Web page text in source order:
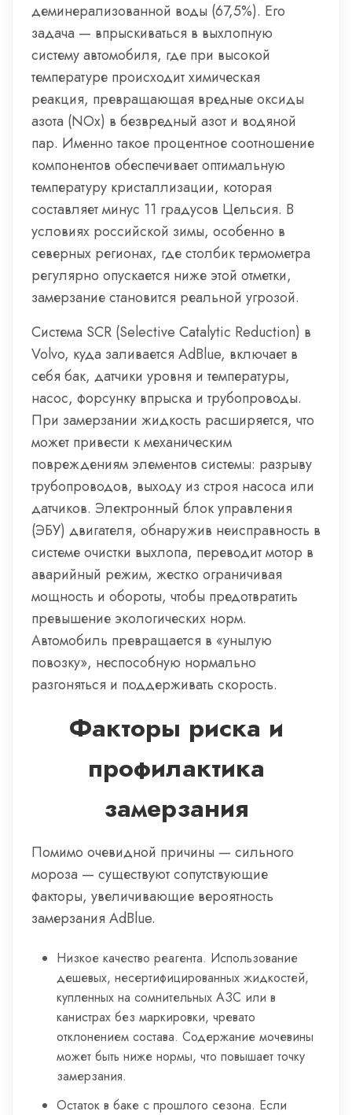
деминерализованной воды (67,5%). Его
задача — впрыскиваться в выхлопную
систему автомобиля, где при высокой
температуре происходит химическая
реакция, превращающая вредные оксиды
азота (NOx) в безвредный азот и водяной
пар. Именно такое процентное соотношение
компонентов обеспечивает оптимальную
температуру кристаллизации, которая
составляет минус 11 градусов Цельсия. В
условиях российской зимы, особенно в
северных регионах, где столбик термометра
регулярно опускается ниже этой отметки,
замерзание становится реальной угрозой.
Система SCR (Selective Catalytic Reduction) в
Volvo, куда заливается AdBlue, включает в
себя бак, датчики уровня и температуры,
насос, форсунку впрыска и трубопроводы.
При замерзании жидкость расширяется, что
может привести к механическим
повреждениям элементов системы: разрыву
трубопроводов, выходу из строя насоса или
датчиков. Электронный блок управления
(ЭБУ) двигателя, обнаружив неисправность в
системе очистки выхлопа, переводит мотор в
аварийный режим, жестко ограничивая
мощность и обороты, чтобы предотвратить
превышение экологических норм.
Автомобиль превращается в «унылую
повозку», неспособную нормально
разгоняться и поддерживать скорость.
Факторы риска и
профилактика
замерзания
Помимо очевидной причины — сильного
мороза — существуют сопутствующие
факторы, увеличивающие вероятность
замерзания AdBlue.
Низкое качество реагента. Использование
дешевых, несертифицированных жидкостей,
купленных на сомнительных АЗС или в
канистрах без маркировки, чревато
отклонением состава. Содержание мочевины
может быть ниже нормы, что повышает точку
замерзания.
Остаток в баке с прошлого сезона. Если